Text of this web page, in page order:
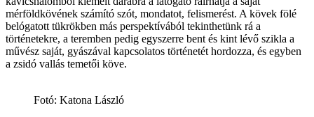
mérföldkövének számító szót, mondatot, felismerést. A kövek fölé
belógatott tükrökben más perspektívából tekinthetünk rá a
történetekre, a teremben pedig egyszerre bent és kint lévő szikla a
művész saját, gyászával kapcsolatos történetét hordozza, és egyben
a zsidó vallás temetői köve.
Fotó: Katona László